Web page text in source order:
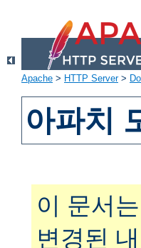
Apache > HTTP Server>
아파치
이 문서
변경된